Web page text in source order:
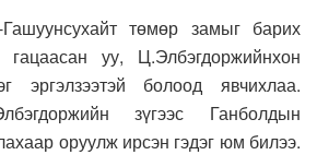
Гашуунсухайт төмөр замыг барих
уу, Ц.Элбэгдоржийнхон
эргэлзээтэй болоод явчихлаа.
зүгээс Ганболдын
оруулж ирсэн гэдэг юм билээ.